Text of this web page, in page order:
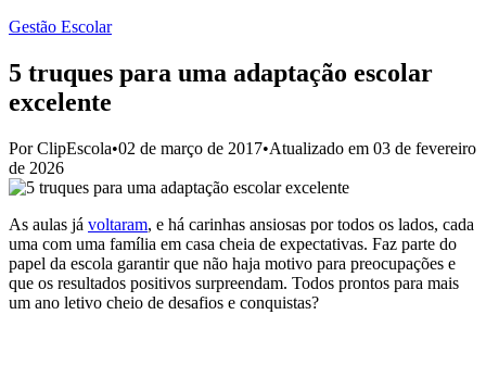
Gestão Escolar
5 truques para uma adaptação escolar
excelente
PorClipEscola•02 de março de 2017•Atualizado em 03 de fevereiro
de 2026
As aulas já voltaram, e há carinhas ansiosas por todos os lados, cada
uma com uma família em casa cheia de expectativas. Faz parte do
papel da escola garantir que não haja motivo para preocupações e
que os resultados positivos surpreendam. Todos prontos para mais
um ano letivo cheio de desafios e conquistas?